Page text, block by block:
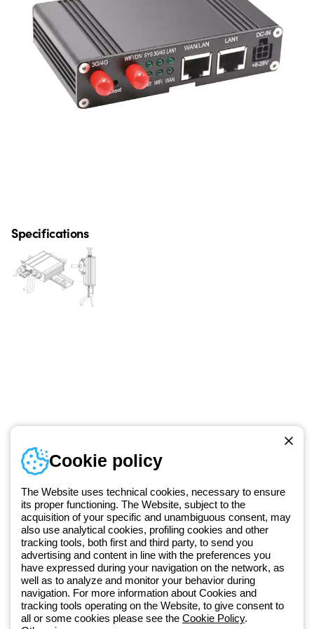
Specifications
Od 2025 roku firma Beghelli jest częścią Grupy GEWISS, działając w
ramach ekosystemu GEWISS LightZone, w którym tworzymy
zintegrowane rozwiązania oświetleniowe, przekształcające
złożoność w prostotę oraz wspierające profesjonalistów i
użytkowników w realizacji ich potrzeb.Dowiedz się więcej o GEWISS
Numer telefonu
Od poniedziałku do piątku w godzinach 8:00 do 16:00
+48 32 422 55 79
Cookie policy
The Website uses technical cookies, necessary to ensure
its proper functioning. The Website, subject to the
acquisition of your specific and unambiguous consent, may
also use analytical cookies, profiling cookies and other
tracking tools, both first and third party, to send you
advertising and content in line with the preferences you
have expressed during your navigation on the network, as
well as to analyze and monitor your behavior during
navigation. For more information about Cookies and
tracking tools operating on the Website, to give consent to
all or some cookies please see the Cookie Policy.